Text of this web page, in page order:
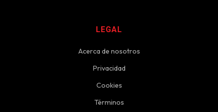
LEGAL
Acerca de nosotros
Privacidad
Cookies
Términos